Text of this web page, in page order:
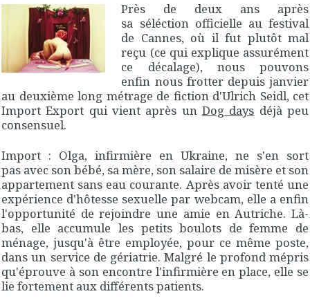
Près de deux ans après
sa séléction officielle au festival
de Cannes, où il fut plutôt mal
reçu (ce qui explique assurément
ce décalage), nous pouvons
enfin nous frotter depuis janvier
au deuxième long métrage de fiction d'Ulrich Seidl, cet
Import Export qui vient après unDog days déjà peu
consensuel.
Import : Olga, infirmière en Ukraine, ne s'en sort
pas avec son bébé, sa mère, son salaire de misère et son
appartement sans eau courante. Après avoir tenté une
expérience d'hôtesse sexuelle par webcam, elle a enfin
l'opportunité de rejoindre une amie en Autriche. Là-
bas, elle accumule les petits boulots de femme de
ménage, jusqu'à être employée, pour ce même poste,
dans un service de gériatrie. Malgré le profond mépris
qu'éprouve à son encontre l'infirmière en place, elle se
lie fortement aux différents patients.